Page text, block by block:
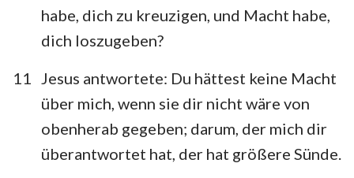
habe, dich zu kreuzigen, und Macht habe,
dich loszugeben?
11
Jesus antwortete: Du hättest keine Macht
über mich, wenn sie dir nicht wäre von
obenherab gegeben; darum, der mich dir
überantwortet hat, der hat größere Sünde.